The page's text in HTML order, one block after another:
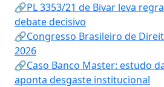
🔗PL 3353/21 de Bivar leva
debate decisivo
🔗Congresso Brasileiro de
2026
🔗Caso Banco Master: estudo
aponta desgaste institucional